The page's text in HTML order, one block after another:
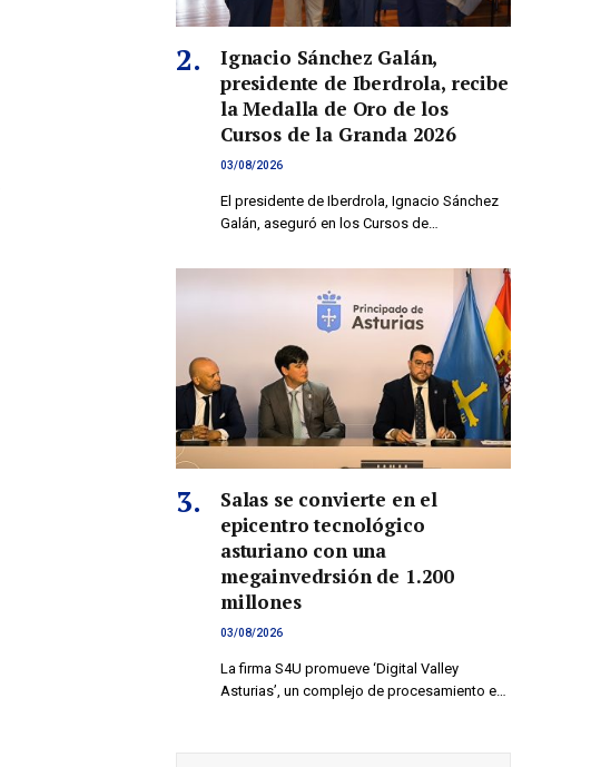
Ignacio Sánchez Galán,
presidente de Iberdrola, recibe
la Medalla de Oro de los
Cursos de la Granda 2026
03/08/2026
El presidente de Iberdrola, Ignacio Sánchez
Galán, aseguró en los Cursos de…
Salas se convierte en el
epicentro tecnológico
asturiano con una
megainvedrsión de 1.200
millones
03/08/2026
La firma S4U promueve ‘Digital Valley
Asturias’, un complejo de procesamiento e…